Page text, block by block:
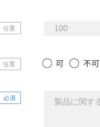
任意
任意 可 不可
必須